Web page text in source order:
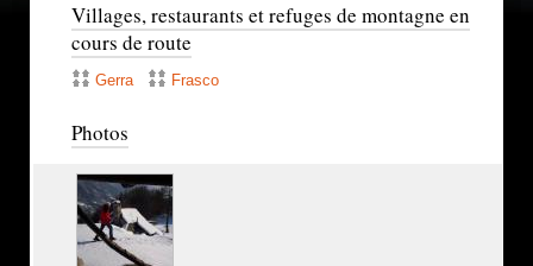
Villages, restaurants et refuges de montagne en
cours de route
Gerra Frasco
Photos